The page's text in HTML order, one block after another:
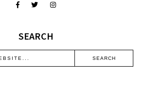
SEARCH